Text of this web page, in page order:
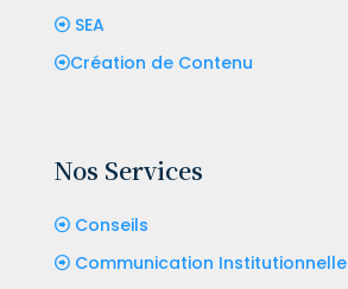
SEA
Création de Contenu
Nos Services
Conseils
Communication Institutionnelle